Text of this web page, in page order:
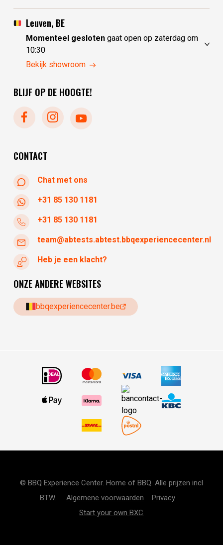
zaterdag
10:00 - 17:30
zondag
maandag
gesloten
dinsdag
10:00 - 17:30
woensdag
Leuven, BE
Momenteel geslotengaat open op zaterdag om
10:30
vrijdag
zondag
dinsdag
woensdag
Bekijk showroom
BLIJF OP DE HOOGTE!
CONTACT
Chat met ons
+31 85 130 1181
+31 85 130 1181
team@abtests.abtest.bbqexperiencecenter.nl
Heb je een klacht?
ONZE ANDERE WEBSITES
bbqexperiencecenter.be
© BBQ Experience Center. Home of BBQ. Alle prijzen incl
BTW. Algemene voorwaarden
Privacy
Start your own BXC